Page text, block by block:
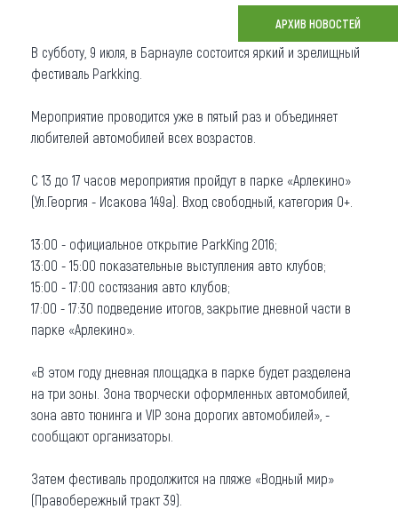
О регионе
Коллекция впечатлений
Другие рубрики
АРХИВ НОВОСТЕЙ
В субботу, 9 июля, в Барнауле состоится яркий и зрелищный
фестиваль Parkking.
Мероприятие проводится уже в пятый раз и объединяет
любителей автомобилей всех возрастов.
С 13 до 17 часов мероприятия пройдут в парке «Арлекино»
(Ул.Георгия - Исакова 149а). Вход свободный, категория 0+.
13:00 - официальное открытие ParkKing 2016;
13:00 - 15:00 показательные выступления авто клубов;
15:00 - 17:00 состязания авто клубов;
17:00 - 17:30 подведение итогов, закрытие дневной части в
парке «Арлекино».
«В этом году дневная площадка в парке будет разделена
на три зоны. Зона творчески оформленных автомобилей,
зона авто тюнинга и VIP зона дорогих автомобилей», -
сообщают организаторы.
Затем фестиваль продолжится на пляже «Водный мир»
(Правобережный тракт 39).